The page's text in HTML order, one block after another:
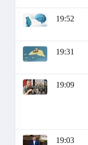
19:52
19:31
19:09
19:03